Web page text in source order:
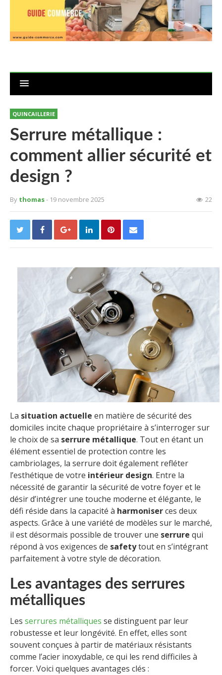
QUINCAILLERIE
Serrure métallique :
comment allier sécurité et
design ?
By thomas- 19 novembre 2025 22
La situation actuelle en matière de sécurité des
domiciles incite chaque propriétaire à s’interroger sur
le choix de sa serrure métallique. Tout en étant un
élément essentiel de protection contre les
cambriolages, la serrure doit également refléter
l’esthétique de votre intérieur design. Entre la
nécessité de garantir la sécurité de votre foyer et le
désir d’intégrer une touche moderne et élégante, le
défi réside dans la capacité à harmoniserces deux
aspects. Grâce à une variété de modèles sur le marché,
il est désormais possible de trouver une serrure qui
répond à vos exigences de safetytout en s’intégrant
parfaitement à votre style de décoration.
Les avantages des serrures
métalliques
Les serrures métalliques se distinguent par leur
robustesse et leur longévité. En effet, elles sont
souvent conçues à partir de matériaux résistants
comme l’acier inoxydable, ce qui les rend difficiles à
forcer. Voici quelques avantages clés :